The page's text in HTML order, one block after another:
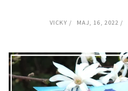
VICKY MAJ, 16, 2022